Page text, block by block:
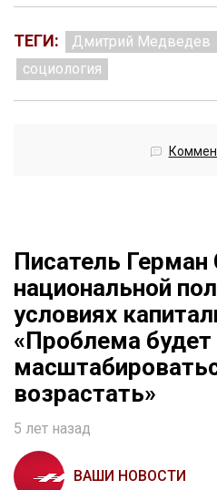
ТЕГИ: Дмитрий Медведев
социология
Писатель Герман
национальной
условиях
«Проблема будет
возрастать»
5 лет назад
ВАШИ НОВОСТИ